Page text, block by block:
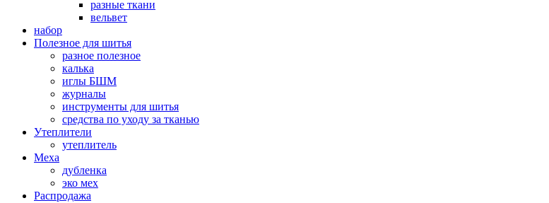
разные ткани
вельвет
набор
Полезное для шитья
разное полезное
калька
иглы БШМ
журналы
инструменты для шитья
средства по уходу за тканью
Утеплители
утеплитель
Меха
дубленка
эко мех
Распродажа